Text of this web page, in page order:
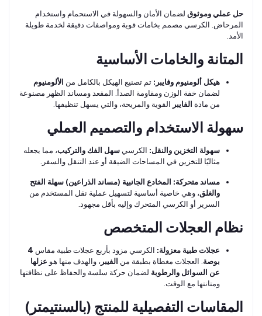
حل عملي وموثوقلضمان الأمان والسهولة في الاستحمام واستخدام
المرحاض. الكرسي مصمم بخامات قوية ومواصفات دقيقة لخدمة طويلة
الأمد.
المتانة والخامات الأساسية
هيكل ألومنيوم وفايبر: تم تصنيع الهيكل بالكامل من الألومنيوم
لضمان خفة الوزن ومقاومة الصدأ. المقعد ومساند الظهر مصنوعة
من مادة الفايبر القوية والمريحة، والتي يسهل تنظيفها.
سهولة الاستخدام والتصميم العملي
سهولة التخزين والنقل: الكرسي سهل الفك والتركيب، مما يجعله
مثاليًا للتخزين في المساحات الضيقة أو عند التنقل والسفر.
مساند متحركة: المخادع الجانبية (مساند الذراعين) سهلة الفتح
والغلق، وهي خاصية أساسية لتسهيل عملية نقل المستخدم من
السرير أو الكرسي المتحرك وإليه بأقل مجهود.
نظام العجلات المتخصص
عجلات طبية معزولة: الكرسي مزود بأربع عجلات طبية مقاس 4
بوصة. العجلات مغطاة بطبقة من الفيبر ، والهدف منها هو عزلها
عن السوائل والرطوبة لضمان حركة سلسة والحفاظ على نظافتها
ومتانتها مع الوقت.
المقاسات التفصيلية للمنتج (بالسنتيمتر)